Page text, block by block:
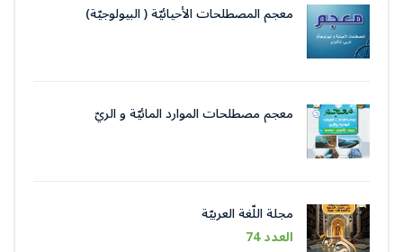
معجم المصطلحات الأحيائيّة ( البيولوجيّة)
معجم مصطلحات الموارد المائيّة و الريّ
مجلة اللّغة العربيّة
العدد 74